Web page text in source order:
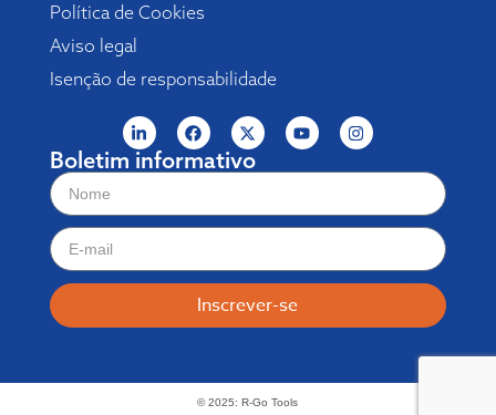
Política de Cookies
Aviso legal
Isenção de responsabilidade
Boletim informativo
Inscrever-se
© 2025: R-Go Tools